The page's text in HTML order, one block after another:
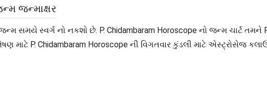
જન્માક્ષર
સ્વર્ગ નો નકશો છે. P. Chidambaram Horoscope નો જન્મ ચાર્ટ તમને P.
P. Chidambaram Horoscope ની વિગતવાર કુંડલી માટે એસ્ટ્રોસેજ